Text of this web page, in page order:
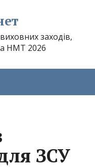
заходів,
НМТ 2026
ЗСУ